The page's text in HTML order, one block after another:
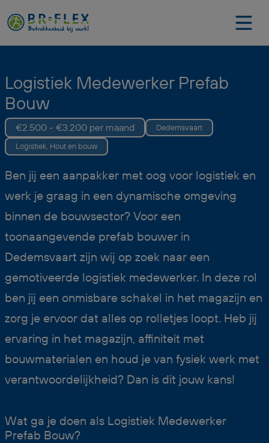
Logistiek Medewerker Prefab
Bouw
€2.500 - €3.200 per maand
Dedemsvaart
Logistiek, Hout en bouw
Ben jij een aanpakker met oog voor logistiek en
werk je graag in een dynamische omgeving
binnen de bouwsector? Voor een
toonaangevende prefab bouwer in
Dedemsvaart zijn wij op zoek naar een
gemotiveerde logistiek medewerker. In deze rol
ben jij een onmisbare schakel in het magazijn en
zorg je ervoor dat alles op rolletjes loopt. Heb jij
ervaring in het magazijn, affiniteit met
bouwmaterialen en houd je van fysiek werk met
verantwoordelijkheid? Dan is dit jouw kans!
Wat ga je doen als Logistiek Medewerker
Prefab Bouw?